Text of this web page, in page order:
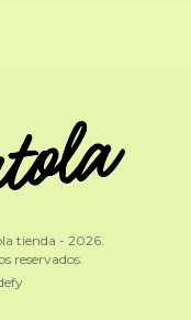
tienda - 2026.
reservados.